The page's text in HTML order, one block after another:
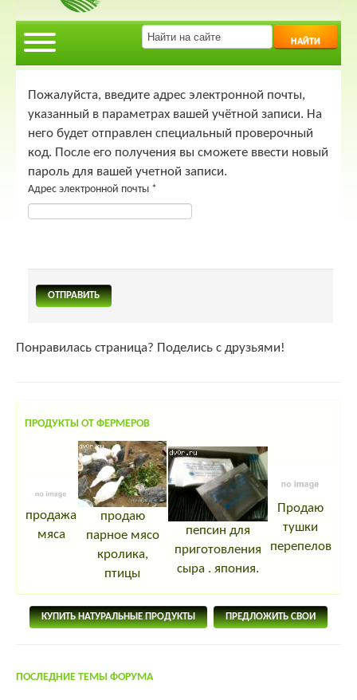
НАЙТИ
Пожалуйста, введите адрес электронной почты,
указанный в параметрах вашей учётной записи. На
него будет отправлен специальный проверочный
код. После его получения вы сможете ввести новый
пароль для вашей учетной записи.
Адрес электронной почты *
ОТПРАВИТЬ
Понравилась страница? Поделись с друзьями!
ПРОДУКТЫ ОТ ФЕРМЕРОВ
продажа
мяса
продаю
парное мясо
кролика,
птицы
пепсин для
приготовления
сыра . япония.
Продаю
тушки
перепелов
КУПИТЬ НАТУРАЛЬНЫЕ ПРОДУКТЫ ПРЕДЛОЖИТЬ СВОИ
ПОСЛЕДНИЕ ТЕМЫ ФОРУМА